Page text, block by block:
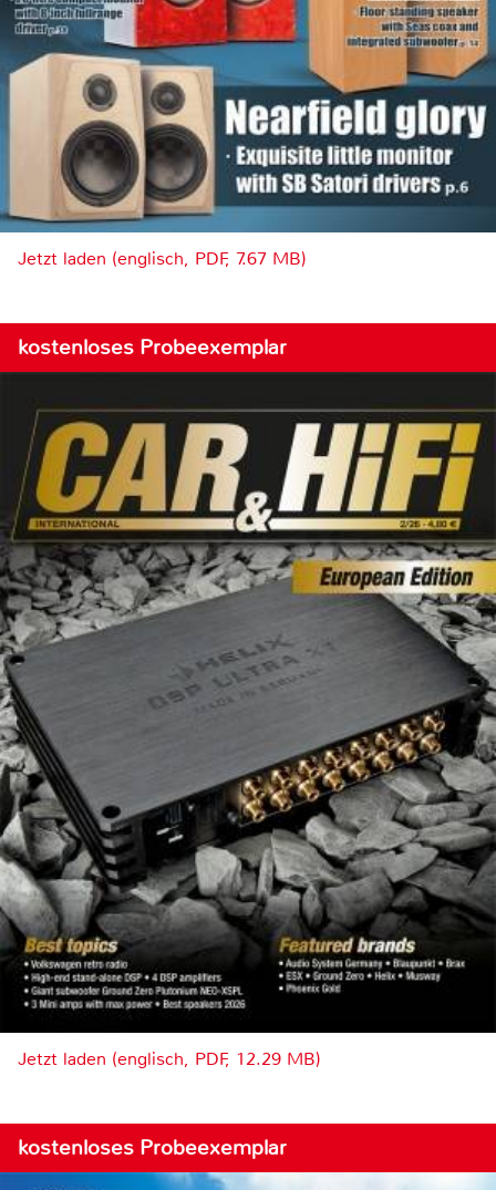
Jetzt laden (englisch, PDF, 7.67 MB)
kostenloses Probeexemplar
Jetzt laden (englisch, PDF, 12.29 MB)
kostenloses Probeexemplar